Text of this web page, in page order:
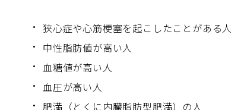
狭心症や心筋梗塞を起こしたことがある人
中性脂肪値が高い人
血糖値が高い人
血圧が高い人
肥満（とくに内臓脂肪型肥満）の人